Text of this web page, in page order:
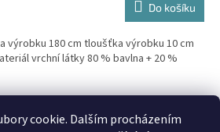
cookie. Dalším procházením
Do košíku
výrobku 180 cm tloušťka výrobku 10 cm
vrchní látky 80 % bavlna + 20 %
O
14 položek celkem